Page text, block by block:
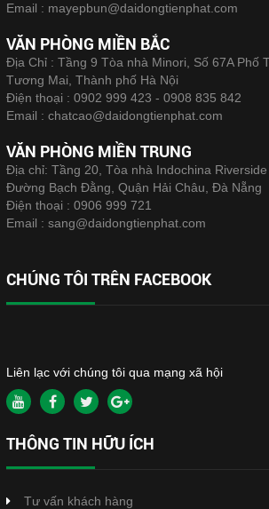
Email : mayepbun@daidongtienphat.com
VĂN PHÒNG MIỀN BẮC
Địa Chỉ : Tầng 9 Tòa nhà Minori, Số 67A Phố
Tương Mai, Thành phố Hà Nội
Điện thoại : 0902 999 423 - 0908 835 842
Email : chatcao@daidongtienphat.com
VĂN PHÒNG MIỀN TRUNG
Địa chỉ: Tầng 20, Tòa nhà Indochina
Đường Bạch Đằng, Quận Hải Châu, Đà Nẵng
Điện thoại : 0906 999 721
Email : sang@daidongtienphat.com
CHÚNG TÔI TRÊN FACEBOOK
Liên lạc với chúng tôi qua mạng xã hội
THÔNG TIN HỮU ÍCH
Tư vấn khách hàng